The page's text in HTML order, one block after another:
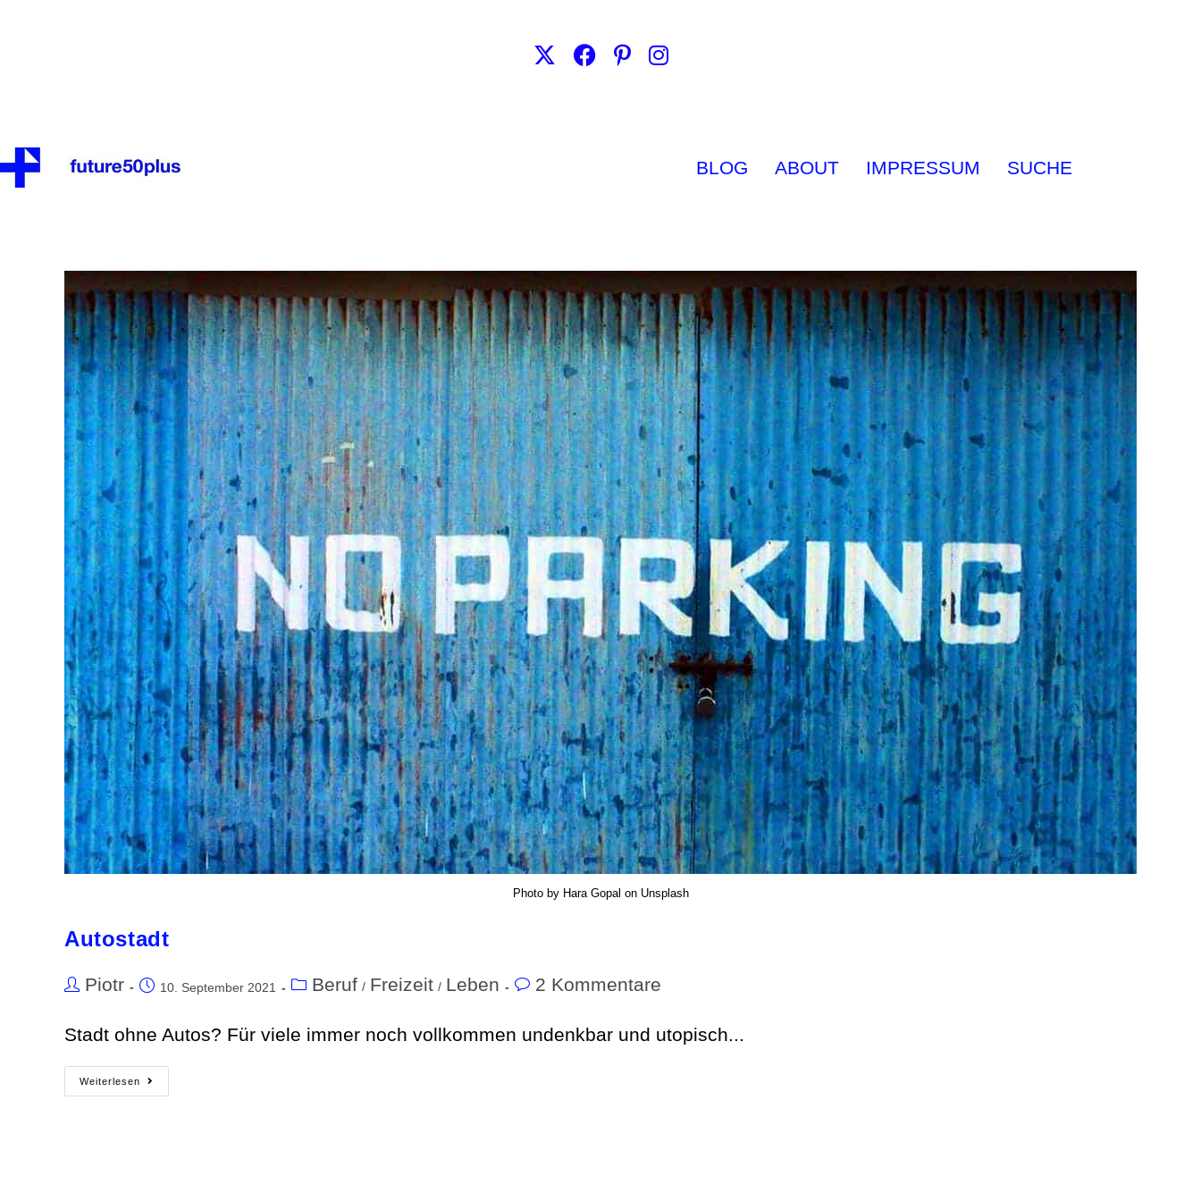
BLOG ABOUT IMPRESSUM SUCHE
Photo by Hara Gopal on Unsplash
Autostadt
Piotr 10. September 2021 Beruf / Freizeit / Leben 2 Kommentare
Stadt ohne Autos? Für viele immer noch vollkommen undenkbar und utopisch...
Weiterlesen